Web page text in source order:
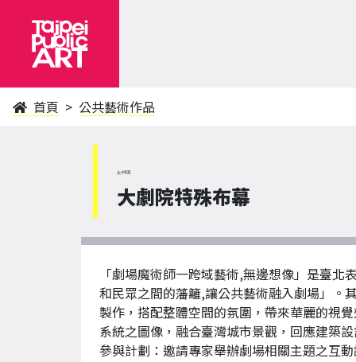
首頁 公共藝術作品
士林區
大劇院特殊布幕
「劇場魔術師一跨域藝術,無邊想像」是臺
和民眾之間的藩籬,讓公共藝術融入劇場」。
製作，搭配整體空間的氛圍，帶來華麗的視
系統之圖像，融合臺灣城市景觀，回應建築
參與計劃：邀請專家舉辦劇場相關主題之互